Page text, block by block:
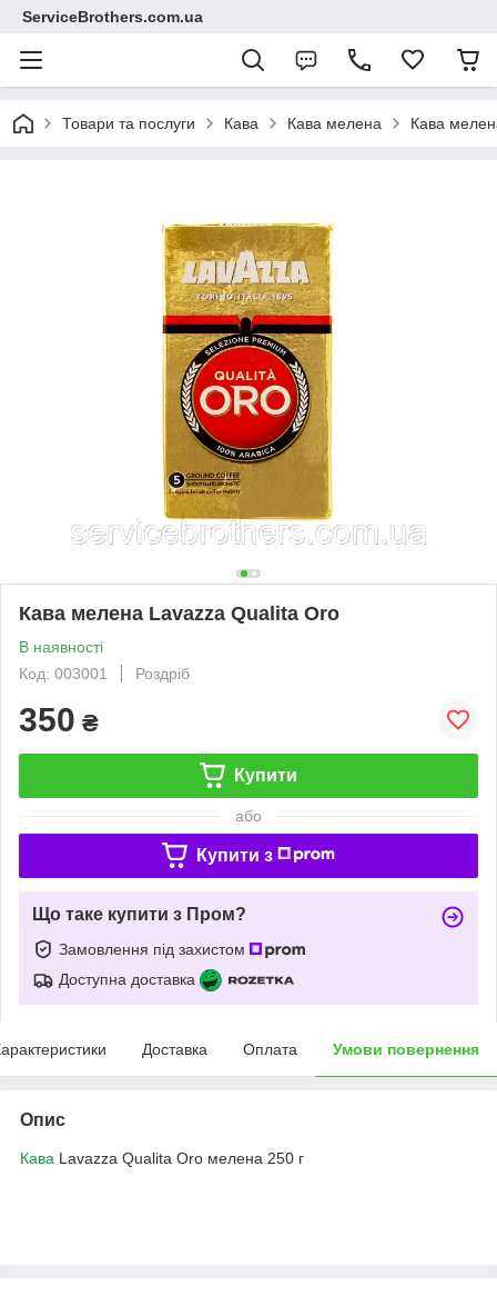
ServiceBrothers.com.ua
Товари та послуги Кава Кава мелена Кава
Кава мелена Lavazza Qualita Oro
В наявності
Код: 003001
Роздріб
350 ₴
Купити
або
Купити з
Що таке купити з Пром?
Замовлення під захистом
Доступна доставка
Доставка Оплата Умови повернення
Опис
Кава Lavazza Qualita Oro мелена 250 г